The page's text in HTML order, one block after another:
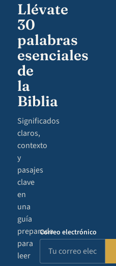
Llévate
30
palabras
esenciales
de
la
Biblia
Significados
claros,
contexto
y
pasajes
clave
en
una
guía
preparada
para
leer
Correo electrónico